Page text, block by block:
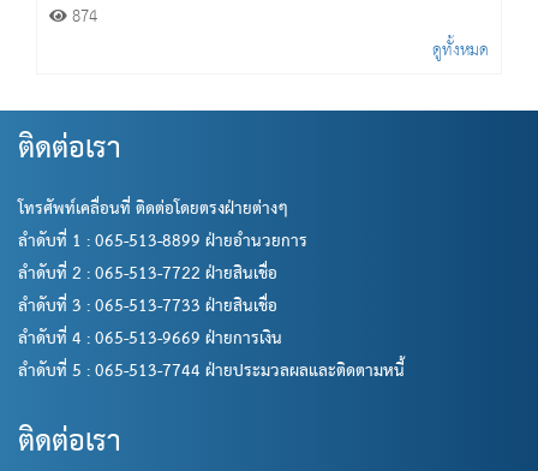
874
ดูทั้งหมด
ติดต่อเรา
โทรศัพท์เคลื่อนที่ ติดต่อโดยตรงฝ่ายต่างๆ
ลำดับที่ 1 : 065-513-8899 ฝ่ายอำนวยการ
ลำดับที่ 2 : 065-513-7722 ฝ่ายสินเชื่อ
ลำดับที่ 3 : 065-513-7733 ฝ่ายสินเชื่อ
ลำดับที่ 4 : 065-513-9669 ฝ่ายการเงิน
ลำดับที่ 5 : 065-513-7744 ฝ่ายประมวลผลและติดตามหนี้
ติดต่อเรา